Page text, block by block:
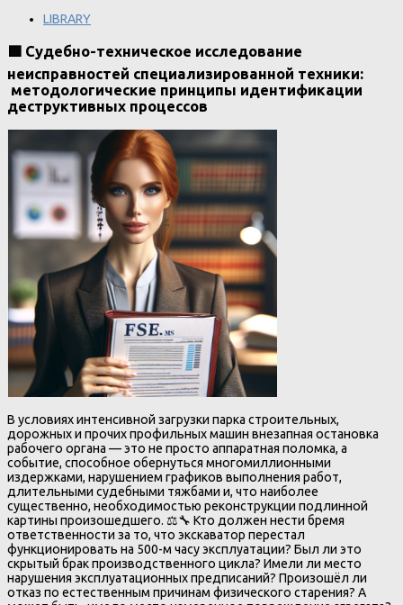
LIBRARY
🟩 Судебно-техническое исследование
неисправностей специализированной техники:
методологические принципы идентификации
деструктивных процессов
В условиях интенсивной загрузки парка строительных,
дорожных и прочих профильных машин внезапная остановка
рабочего органа — это не просто аппаратная поломка, а
событие, способное обернуться многомиллионными
издержками, нарушением графиков выполнения работ,
длительными судебными тяжбами и, что наиболее
существенно, необходимостью реконструкции подлинной
картины произошедшего. ⚖️🔧 Кто должен нести бремя
ответственности за то, что экскаватор перестал
функционировать на 500-м часу эксплуатации? Был ли это
скрытый брак производственного цикла? Имели ли место
нарушения эксплуатационных предписаний? Произошёл ли
отказ по естественным причинам физического старения? А